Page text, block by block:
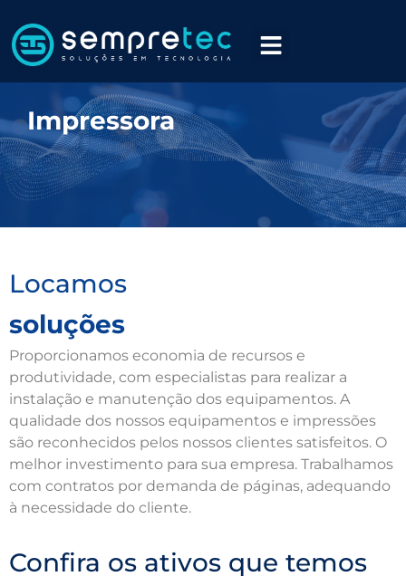
Impressora
Locamos
soluções
Proporcionamos economia de recursos e
produtividade, com especialistas para realizar a
instalação e manutenção dos equipamentos. A
qualidade dos nossos equipamentos e impressões
são reconhecidos pelos nossos clientes satisfeitos. O
melhor investimento para sua empresa. Trabalhamos
com contratos por demanda de páginas, adequando
à necessidade do cliente.
Confira os ativos que temos